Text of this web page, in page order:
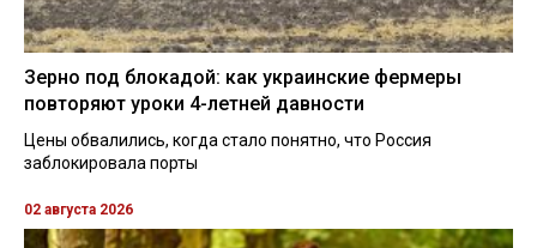
Зерно под блокадой: как украинские фермеры
повторяют уроки 4-летней давности
Цены обвалились, когда стало понятно, что Россия
заблокировала порты
02 августа 2026